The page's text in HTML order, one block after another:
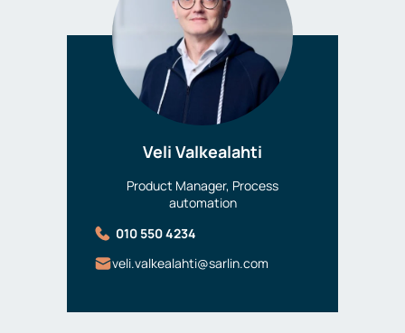
Veli Valkealahti
Product Manager, Process
automation
010 550 4234
veli.valkealahti@sarlin.com